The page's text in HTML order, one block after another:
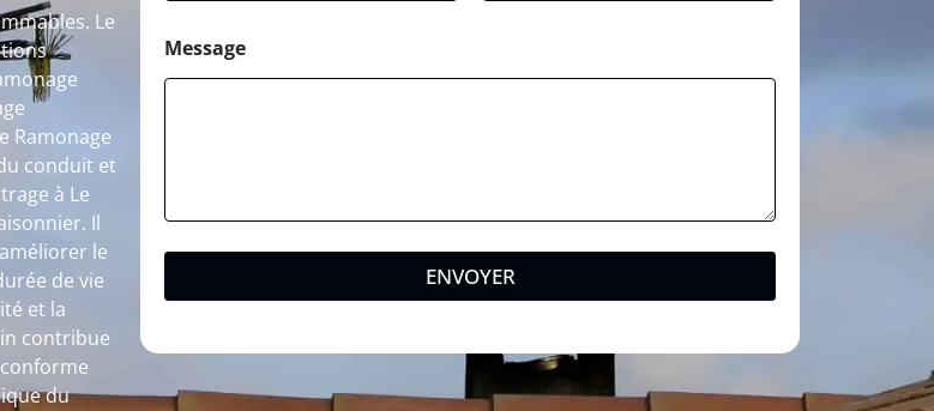
Le
Ramonage
conduit et
à Le
Il
le
de vie
et la
contribue
du
Message
ENVOYER